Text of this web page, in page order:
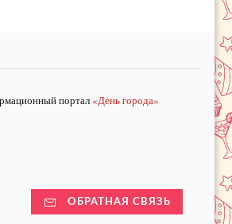
портал «День города»
ОБРАТНАЯ СВЯЗЬ